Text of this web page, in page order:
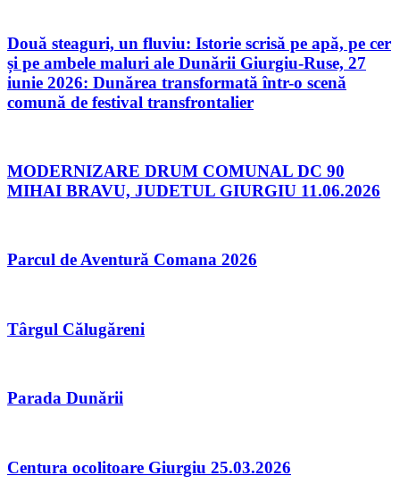
Două steaguri, un fluviu: Istorie scrisă pe apă, pe cer
și pe ambele maluri ale Dunării Giurgiu-Ruse, 27
iunie 2026: Dunărea transformată într-o scenă
comună de festival transfrontalier
MODERNIZARE DRUM COMUNAL DC 90
MIHAI BRAVU, JUDETUL GIURGIU 11.06.2026
Parcul de Aventură Comana 2026
Târgul Călugăreni
Parada Dunării
Centura ocolitoare Giurgiu 25.03.2026